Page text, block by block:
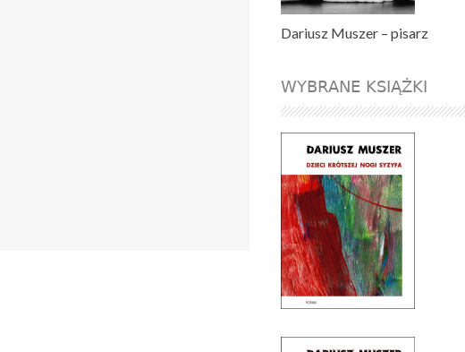
Dariusz Muszer – pisarz
WYBRANE KSIĄŻKI